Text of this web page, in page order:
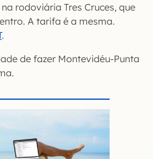
rodoviária Tres Cruces, que
A tarifa é a mesma.
.
de fazer Montevidéu-Punta